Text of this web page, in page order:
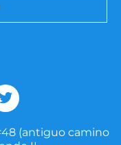
T
w
t
(antiguo camino